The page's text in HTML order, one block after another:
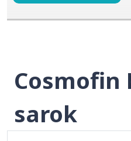
Cosmofin
sarok